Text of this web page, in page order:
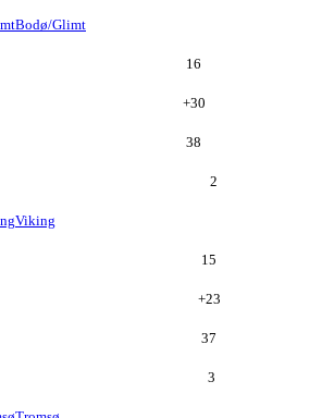
Bodø/Glimt
16
+30
38
2
Viking
15
+23
37
3